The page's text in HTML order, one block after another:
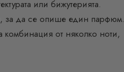
или бижутерията.
за да се опише един парфюм.
комбинация от няколко ноти,